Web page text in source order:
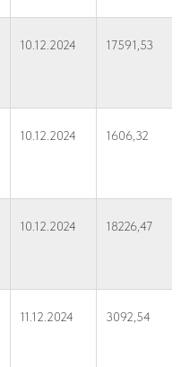
10.12.2024 17591,53
10.12.2024 1606,32
10.12.2024 18226,47
11.12.2024 3092,54